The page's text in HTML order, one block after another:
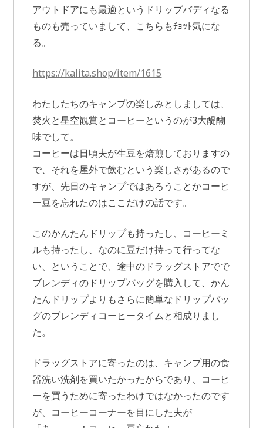
アウトドアにも最適というドリップバディなる
ものも売っていまして、こちらもﾁｮｯﾄ気にな
る。
https://kalita.shop/item/1615
わたしたちのキャンプの楽しみとしましては、
焚火と星空観賞とコーヒーというのが3大醍醐
味でして。
コーヒーは日頃夫が生豆を焙煎しておりますの
で、それを屋外で飲むという楽しさがあるので
すが、先日のキャンプではあろうことかコーヒ
ー豆を忘れたのはここだけの話です。
このかんたんドリップも持ったし、コーヒーミ
ルも持ったし、なのに豆だけ持って行ってな
い、ということで、途中のドラッグストアでで
ブレンディのドリップバッグを購入して、かん
たんドリップよりもさらに簡単なドリップバッ
グのブレンディコーヒータイムと相成りまし
た。
ドラッグストアに寄ったのは、キャンプ用の食
器洗い洗剤を買いたかったからであり、コーヒ
ーを買うために寄ったわけではなかったのです
が、コーヒーコーナーを目にした夫が